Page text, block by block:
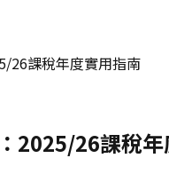
26課稅年度實用指南
2025/26課稅